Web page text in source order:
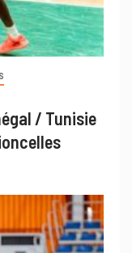
/ Tunisie